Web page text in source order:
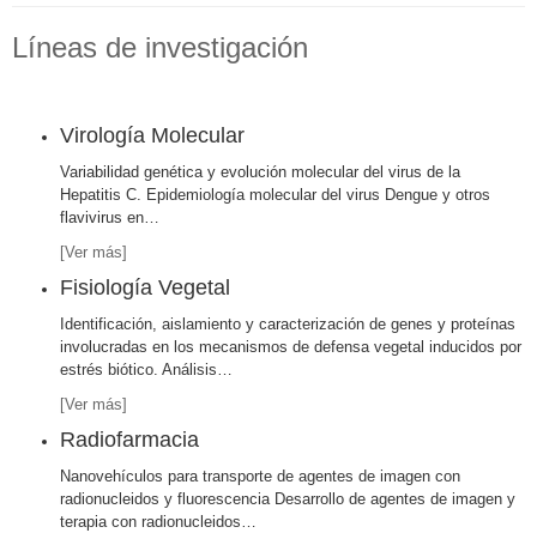
Líneas de investigación
Virología Molecular
Variabilidad genética y evolución molecular del virus de la
Hepatitis C. Epidemiologí­a molecular del virus Dengue y otros
flavivirus en…
[Ver más]
Fisiología Vegetal
Identificación, aislamiento y caracterización de genes y proteínas
involucradas en los mecanismos de defensa vegetal inducidos por
estrés biótico. Análisis…
[Ver más]
Radiofarmacia
Nanovehículos para transporte de agentes de imagen con
radionucleidos y fluorescencia Desarrollo de agentes de imagen y
terapia con radionucleidos…